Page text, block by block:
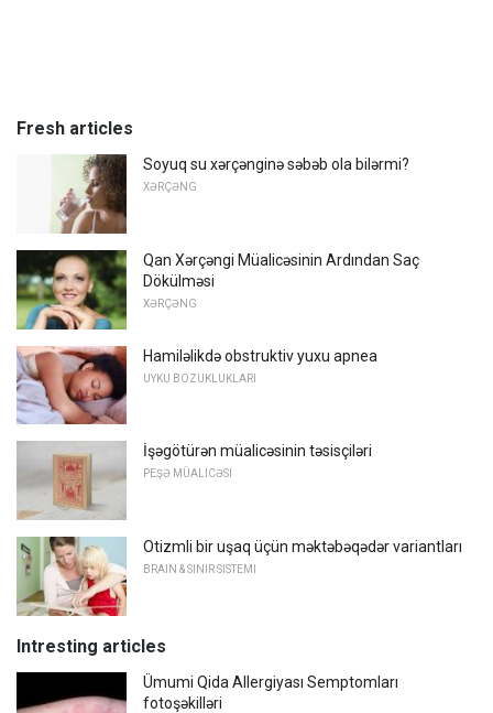
Fresh articles
Soyuq su xərçənginə səbəb ola bilərmi?
XƏRÇƏNG
Qan Xərçəngi Müalicəsinin Ardından Saç
Dökülməsi
XƏRÇƏNG
Hamiləlikdə obstruktiv yuxu apnea
UYKU BOZUKLUKLARI
İşəgötürən müalicəsinin təsisçiləri
PEŞƏ MÜALICƏSI
Otizmli bir uşaq üçün məktəbəqədər variantları
BRAIN & SINIR SISTEMI
Intresting articles
Ümumi Qida Allergiyası Semptomları
fotoşəkilləri